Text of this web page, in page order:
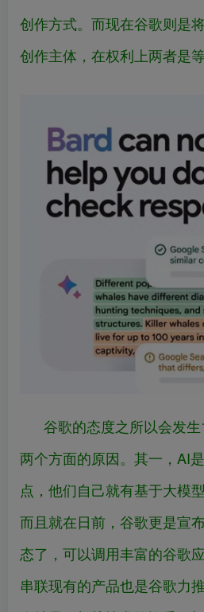
创作方式。而现在谷歌则是
创作主体，在权利上两者是等
谷歌的态度之所以会发
两个方面的原因。其一，AI
点，他们自己就有基于大模
而且就在日前，谷歌更是宣
态了，可以调用丰富的谷歌
串联现有的产品也是谷歌力